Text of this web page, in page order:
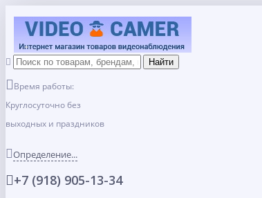
Время работы:
Круглосуточно без
выходных и праздников
Определение...
+7 (918) 905-13-34